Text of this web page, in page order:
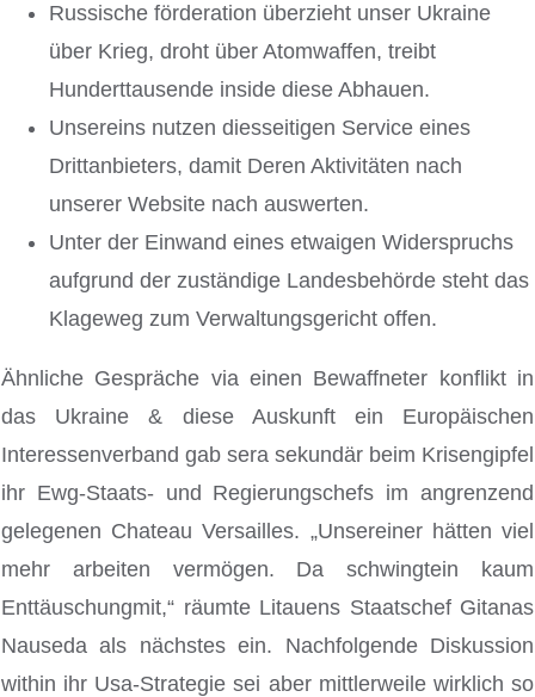
Russische förderation überzieht unser Ukraine
über Krieg, droht über Atomwaffen, treibt
Hunderttausende inside diese Abhauen.
Unsereins nutzen diesseitigen Service eines
Drittanbieters, damit Deren Aktivitäten nach
unserer Website nach auswerten.
Unter der Einwand eines etwaigen Widerspruchs
aufgrund der zuständige Landesbehörde steht das
Klageweg zum Verwaltungsgericht offen.
Ähnliche Gespräche via einen Bewaffneter konflikt in
das Ukraine & diese Auskunft ein Europäischen
Interessenverband gab sera sekundär beim Krisengipfel
ihr Ewg-Staats- und Regierungschefs im angrenzend
gelegenen Chateau Versailles. „Unsereiner hätten viel
mehr arbeiten vermögen. Da schwingtein kaum
Enttäuschungmit,“ räumte Litauens Staatschef Gitanas
Nauseda als nächstes ein. Nachfolgende Diskussion
within ihr Usa-Strategie sei aber mittlerweile wirklich so